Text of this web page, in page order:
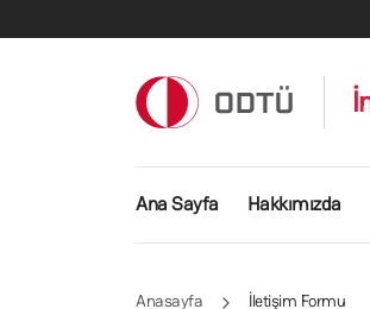
Ana gezinti
Ana Sayfa Hakkımızda
Anasayfa İletişim Formu